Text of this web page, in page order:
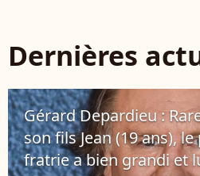
Dernières
Gérard Depardieu :
son fils Jean (19 ans),
fratrie a bien grandi et